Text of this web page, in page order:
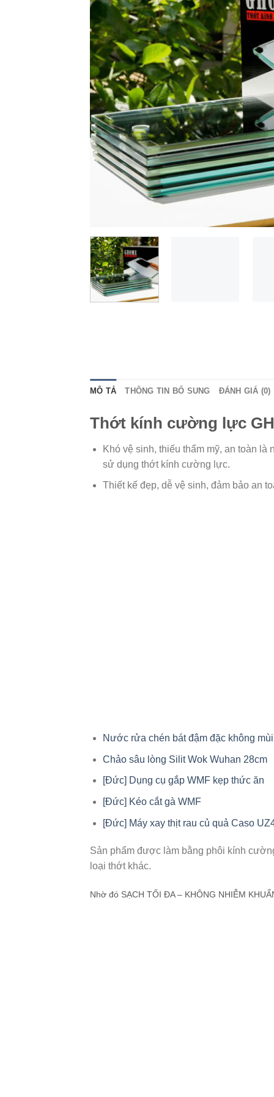
MÔ TẢ THÔNG TIN BỔ SUNG ĐÁNH GIÁ (0)
Thớt kính cường lực
Khó vệ sinh, thiếu thẩm mỹ, an toàn
sử dụng thớt kính cường lực.
Thiết kế đẹp, dễ vệ sinh, đảm bảo an
Nước rửa chén bát đậm đặc không
Chảo sâu lòng Silit Wok Wuhan 28cm
[Đức] Dụng cụ gắp WMF kẹp thức ăn
[Đức] Kéo cắt gà WMF
[Đức] Máy xay thịt rau củ quả Caso
Sản phẩm được làm bằng phôi kính
loại thớt khác.
Nhờ đó SẠCH TỐI ĐA – KHÔNG NHIỄM